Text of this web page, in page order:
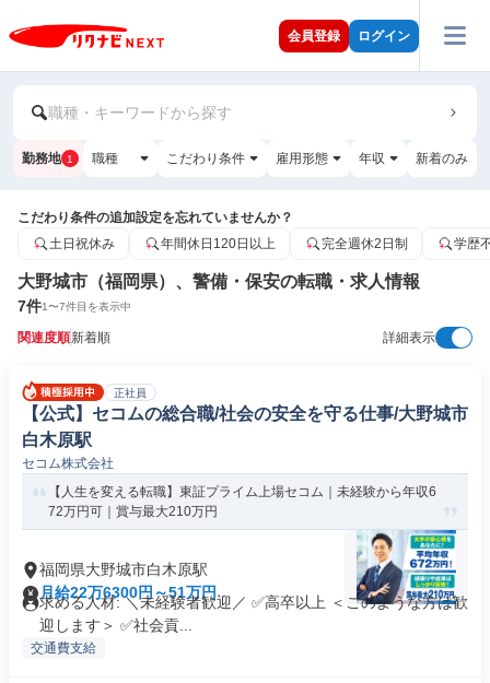
会員登録 ログイン
職種・キーワードから探す
勤務地 1 職種 こだわり条件 雇用形態 年収 新着のみ
こだわり条件の追加設定を忘れていませんか？
土日祝休み
年間休日120日以上 完全週休2日制 学歴
大野城市（福岡県）、警備・保安の転職・求人情報
7件1〜7件目を表示中
関連度順新着順 詳細表示
正社員
【公式】セコムの総合職/社会の安全を守る仕事/大野城市
白木原駅
セコム株式会社
【人生を変える転職】東証プライム上場セコム｜未経験から年収6
72万円可｜賞与最大210万円
福岡県大野城市白木原駅
月給22万6300円～51万円
求める人材: ＼未経験者歓迎／ ✅高卒以上 ＜このような方は歓
迎します＞ ✅社会貢...
交通費支給